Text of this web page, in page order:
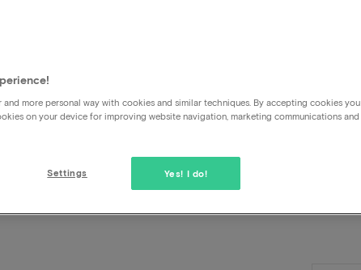
and more personal way with cookies and similar techniques. By accepting cookies you
on your device for improving website navigation, marketing communications and
Yes! I do!
Settings